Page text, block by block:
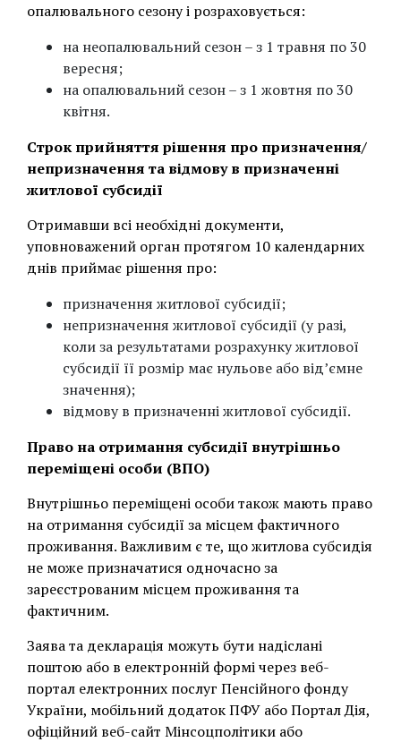
опалювального сезону і розраховується:
на неопалювальний сезон – з 1 травня по 30
вересня;
на опалювальний сезон – з 1 жовтня по 30
квітня.
Строк прийняття рішення про призначення/
непризначення та відмову в призначенні
житлової субсидії
Отримавши всі необхідні документи,
уповноважений орган протягом 10 календарних
днів приймає рішення про:
призначення житлової субсидії;
непризначення житлової субсидії (у разі,
коли за результатами розрахунку житлової
субсидії її розмір має нульове або від’ємне
значення);
відмову в призначенні житлової субсидії.
Право на отримання субсидії внутрішньо
переміщені особи (ВПО)
Внутрішньо переміщені особи також мають право
на отримання субсидії за місцем фактичного
проживання. Важливим є те, що житлова субсидія
не може призначатися одночасно за
зареєстрованим місцем проживання та
фактичним.
Заява та декларація можуть бути надіслані
поштою або в електронній формі через веб-
портал електронних послуг Пенсійного фонду
України, мобільний додаток ПФУ або Портал Дія,
офіційний веб-сайт Мінсоцполітики або